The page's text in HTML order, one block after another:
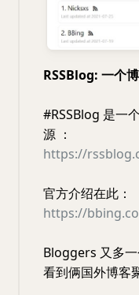
RSSBlog: 一个
#RSSBlog 是一
源 ：
https://
官方介绍在此：
https://
Bloggers 又多
看到俩国外博客